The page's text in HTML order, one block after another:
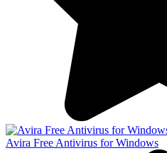
Avira Free Antivirus for Windows